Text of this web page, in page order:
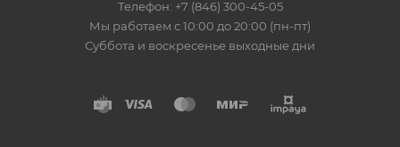
Телефон: +7 (846) 300-45-05
Мы работаем с 10:00 до 20:00 (пн-пт)
Суббота и воскресенье выходные дни